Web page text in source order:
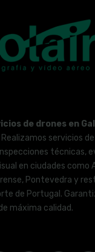
de drones en
Realizamos servicios
técnicas,
en ciudades como
Pontevedra y
de Portugal.
máxima calidad.